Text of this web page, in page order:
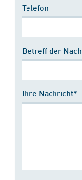
Telefon
Betreff der
Ihre Nachricht*